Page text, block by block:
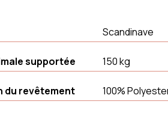
Scandinave
supportée 150 kg
du revêtement 100%